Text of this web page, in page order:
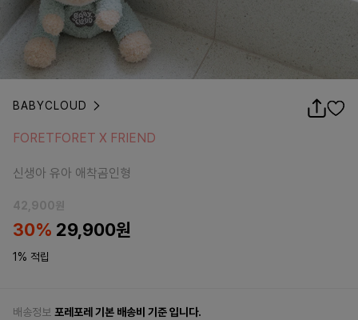
BABYCLOUD
FORETFORET X FRIEND
신생아 유아 애착곰인형
42,900원
30% 29,900원
1% 적립
배송정보 포레포레 기본 배송비 기준 입니다.